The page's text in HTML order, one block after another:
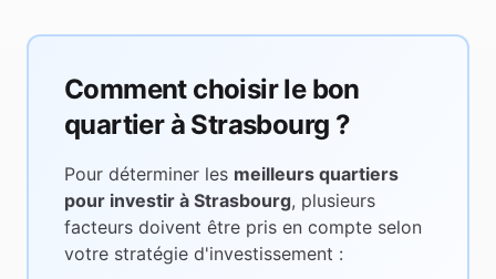
Comment choisir le bon
quartier à Strasbourg ?
Pour déterminer les meilleurs quartiers
pour investir à Strasbourg, plusieurs
facteurs doivent être pris en compte selon
votre stratégie d'investissement :